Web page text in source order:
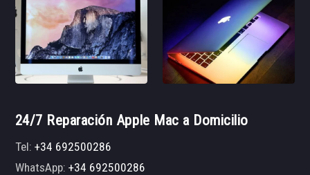
24/7 Reparación Apple Mac a Domicilio
Tel:+34 692500286
WhatsApp:+34 692500286